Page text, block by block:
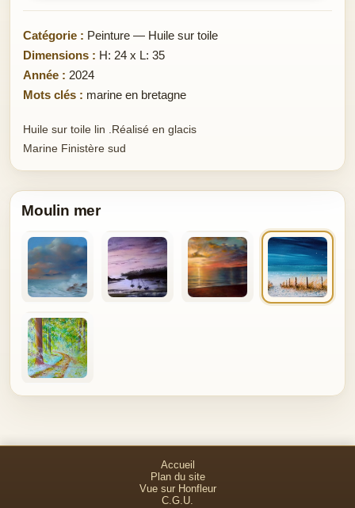
Catégorie : Peinture — Huile sur toile
Dimensions : H: 24 x L: 35
Année : 2024
Mots clés : marine en bretagne
Huile sur toile lin .Réalisé en glacis
Marine Finistère sud
Moulin mer
Accueil
Plan du site
Vue sur Honfleur
C.G.U.